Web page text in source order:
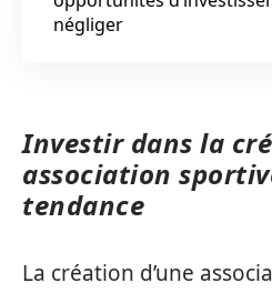
négliger
Investir dans la
association
tendance
La création d’une